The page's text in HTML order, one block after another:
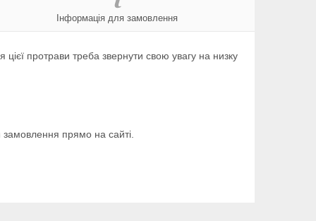
Інформація для замовлення
протрави треба звернути свою увагу на низку
прямо на сайті.